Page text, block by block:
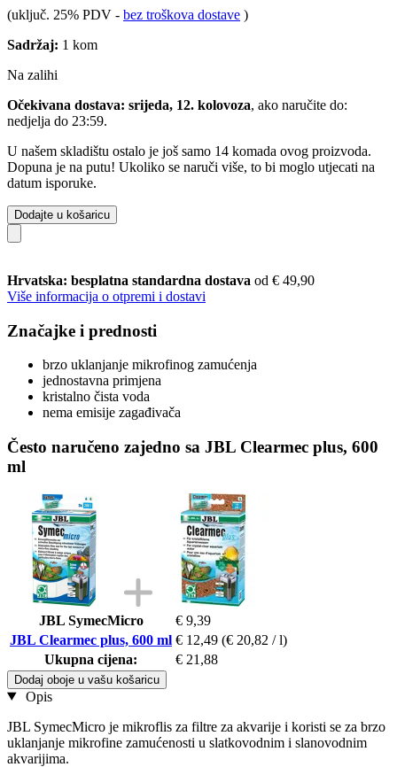
(uključ. 25% PDV - bez troškova dostave )
Sadržaj: 1 kom
Na zalihi
Očekivana dostava: srijeda, 12. kolovoza, ako naručite do:
nedjelja do 23:59.
U našem skladištu ostalo je još samo 14 komada ovog proizvoda.
Dopuna je na putu! Ukoliko se naruči više, to bi moglo utjecati na
datum isporuke.
Dodajte u košaricu
Hrvatska: besplatna standardna dostava od € 49,90
Više informacija o otpremi i dostavi
Značajke i prednosti
brzo uklanjanje mikrofinog zamućenja
jednostavna primjena
kristalno čista voda
nema emisije zagađivača
Često naručeno zajedno sa JBL Clearmec plus, 600
ml
JBL SymecMicro
€ 9,39
JBL Clearmec plus, 600 ml € 12,49 (€ 20,82 / l)
Ukupna cijena:
€ 21,88
Dodaj oboje u vašu košaricu
Opis
JBL SymecMicro je mikroflis za filtre za akvarije i koristi se za brzo
uklanjanje mikrofine zamućenosti u slatkovodnim i slanovodnim
akvarijima.